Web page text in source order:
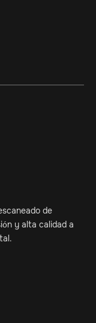
de
y alta calidad a